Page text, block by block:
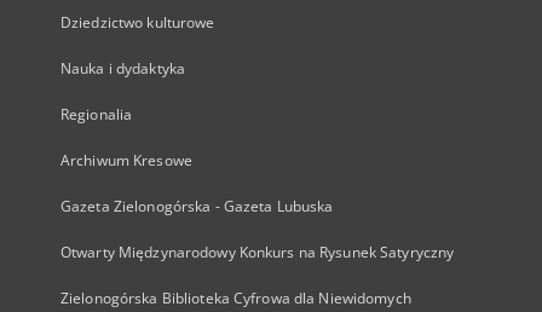
Dziedzictwo kulturowe
Nauka i dydaktyka
Regionalia
Archiwum Kresowe
Gazeta Zielonogórska - Gazeta Lubuska
Otwarty Międzynarodowy Konkurs na Rysunek Satyryczny
Zielonogórska Biblioteka Cyfrowa dla Niewidomych